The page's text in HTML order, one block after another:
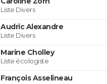
Liste Divers
Audric Alexandre
Liste Divers
Marine Cholley
Liste écologiste
François Asselineau